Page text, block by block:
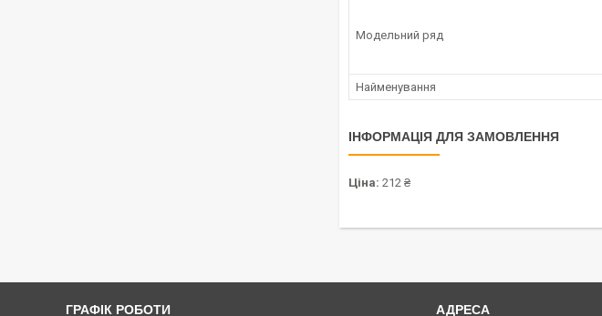
Модельний ряд
Найменування
ІНФОРМАЦІЯ ДЛЯ ЗАМОВЛЕННЯ
Ціна: 212 ₴
ГРАФІК РОБОТИ